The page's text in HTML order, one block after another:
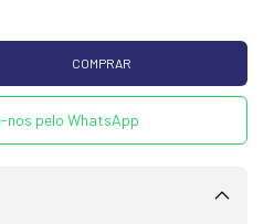
nos pelo WhatsApp